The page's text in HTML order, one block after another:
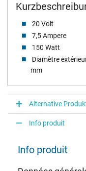
20 Volt
7,5 Ampere
150 Watt
Diamètre
mm
Alternative
Info produit
Info produit